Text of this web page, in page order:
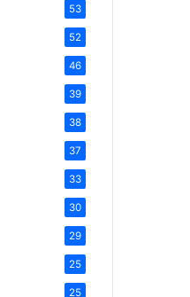
53
52
46
39
38
37
33
30
29
25
25